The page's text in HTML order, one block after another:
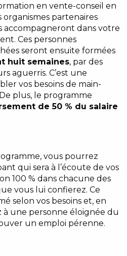
en vente-conseil en
partenaires
accompagneront dans votre
Ces personnes
seront ensuite formées
huit semaines, par des
aguerris. C’est une
vos besoins de main-
plus, le programme
de 50 % du salaire
vous pourrez
qui sera à l’écoute de vos
100 % dans chacune des
vous lui confierez. Ce
selon vos besoins et, en
une personne éloignée du
un emploi pérenne.